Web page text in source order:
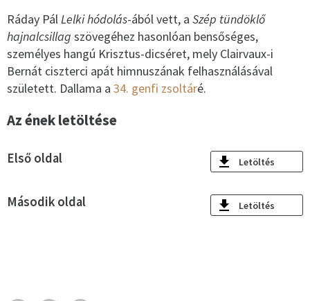
Ráday PálLelki hódolás-ából vett, a Szép tündöklő
hajnalcsillag szövegéhez hasonlóan bensőséges,
személyes hangú Krisztus-dicséret, mely Clairvaux-i
Bernát ciszterci apát himnuszának felhasználásával
született. Dallama a 34. genfi zsoltáré.
Az ének letöltése
Első oldal Letöltés
Második oldal Letöltés